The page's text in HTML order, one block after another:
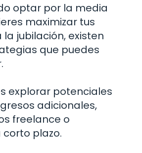
optar por la media
maximizar tus
jubilación, existen
que puedes
explorar potenciales
adicionales,
freelance o
corto plazo.